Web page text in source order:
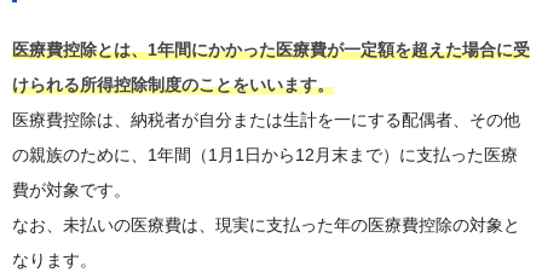
医療費控除とは、1年間にかかった医療費が一定額を超えた場合に受
けられる所得控除制度のことをいいます。
医療費控除は、納税者が自分または生計を一にする配偶者、その他
の親族のために、1年間（1月1日から12月末まで）に支払った医療
費が対象です。
なお、未払いの医療費は、現実に支払った年の医療費控除の対象と
なります。